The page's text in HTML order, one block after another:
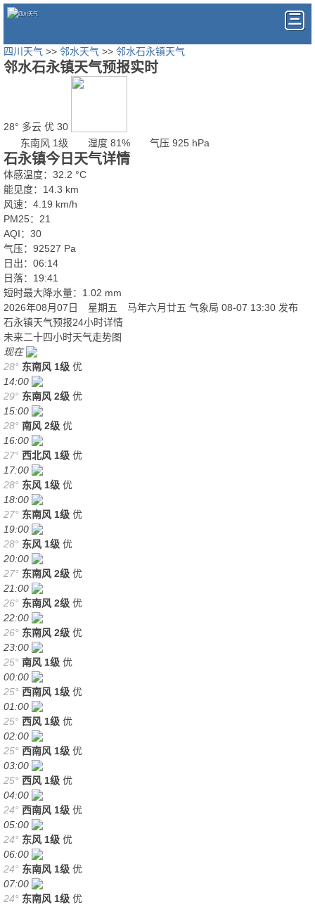
四川天气 >> 邻水天气 >> 邻水石永镇天气
邻水石永镇天气预报实时
28° 多云 优 30
东南风 1级
湿度 81% 气压 925 hPa
石永镇今日天气详情
体感温度：32.2 °C
能见度：14.3 km
风速：4.19 km/h
PM25：21
AQI：30
气压：92527 Pa
日出：06:14
日落：19:41
短时最大降水量：1.02 mm
2026年08月07日 星期五 马年六月廿五 气象局 08-07 13:30 发布
石永镇天气预报24小时详情
未来二十四小时天气走势图
现在
28° 东南风 1级 优
14:00
29° 东南风 2级 优
15:00
28° 南风 2级 优
16:00
27° 西北风 1级 优
17:00
28° 东风 1级 优
18:00
27° 东南风 1级 优
19:00
28° 东风 1级 优
20:00
27° 东南风 2级 优
21:00
26° 东南风 2级 优
22:00
26° 东南风 2级 优
23:00
25° 南风 1级 优
00:00
25° 西南风 1级 优
01:00
25° 西风 1级 优
02:00
25° 西南风 1级 优
03:00
25° 西风 1级 优
04:00
24° 西南风 1级 优
05:00
24° 东风 1级 优
06:00
24° 东南风 1级 优
07:00
24° 东南风 1级 优